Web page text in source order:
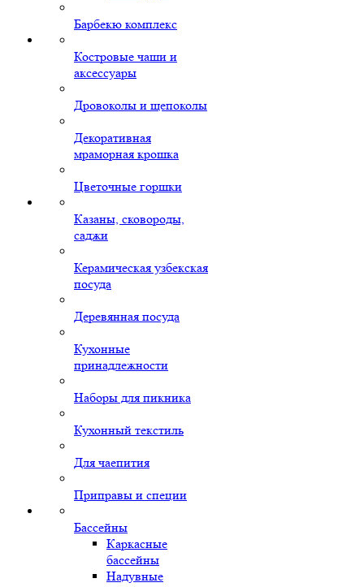
Барбекю комплекс
Костровые чаши и
аксессуары
Дровоколы и щепоколы
Декоративная
мраморная крошка
Цветочные горшки
Казаны, сковороды,
саджи
Керамическая узбекская
посуда
Деревянная посуда
Кухонные
принадлежности
Наборы для пикника
Кухонный текстиль
Для чаепития
Приправы и специи
Бассейны
Каркасные
бассейны
Надувные